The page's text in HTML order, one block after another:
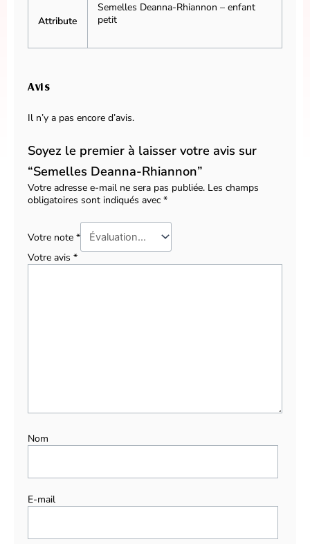
Attribute
Semelles Deanna-Rhiannon – enfant
petit
Avis
Il n’y a pas encore d’avis.
Soyez le premier à laisser votre avis sur
“Semelles Deanna-Rhiannon”
Votre adresse e-mail ne sera pas publiée. Les champs
obligatoires sont indiqués avec *
Votre note *
Votre avis *
Nom
E-mail